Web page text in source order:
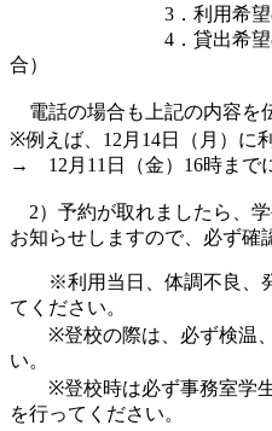
3．利用希望の
4．貸出希望の資料
合）
電話の場合も上記の内容を
※例えば、12月14日（月）に
→ 12月11日（金）16時まで
2）予約が取れましたら、
お知らせしますので、必ず確
※利用当日、体調不良、発
てください。
※登校の際は、必ず検温、
い。
※登校時は必ず事務室学生
を行ってください。